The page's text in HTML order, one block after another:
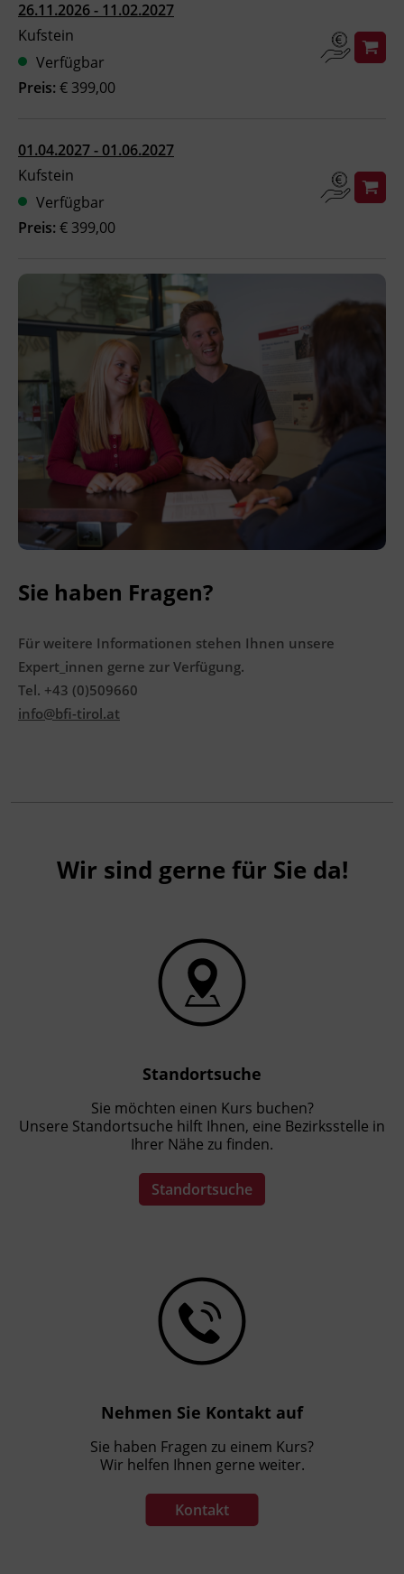
Ingenieurzertifizierung
Deutsch und Integration
Akademisches Studienzentrum
BFI Reutte
BFI Schwaz
26.11.2026 - 11.02.2027
Kufstein
Verfügbar
Preis: € 399,00
01.04.2027 - 01.06.2027
Kufstein
Verfügbar
Preis: € 399,00
Sie haben Fragen?
Für weitere Informationen stehen Ihnen unsere
Expert_innen gerne zur Verfügung.
Tel. +43 (0)509660
info@bfi-tirol.at
Wir sind gerne für Sie da!
Standortsuche
Sie möchten einen Kurs buchen?
Unsere Standortsuche hilft Ihnen, eine Bezirksstelle in
Ihrer Nähe zu finden.
Standortsuche
Nehmen Sie Kontakt auf
Sie haben Fragen zu einem Kurs?
Wir helfen Ihnen gerne weiter.
Kontakt